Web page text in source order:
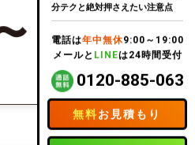
分テクと絶対押さえたい注意点
電話は年中無休9:00～19:00
メールと LINEは24時間受付
0120-885-063
無料お見積もり